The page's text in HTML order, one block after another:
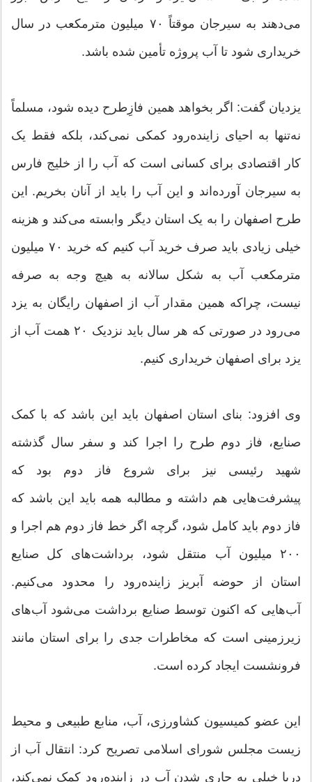
می‌دهند به سیرجان موقتاً ۷۰ میلیون مترمکعب در سال
خریداری شود تا آب پروژه تأمین شده باشد.
یزدیان گفت: اگر بخواهد همین فازِطرح دیده شود، مسلماً
نه‌تنها به احیای زاینده‌رود کمکی نمی‌کند، بلکه فقط یک
کار اقتصادی برای کسانی است که آب را از خلیج فارس
به سیرجان آورده‌اند و این آب را باید از آنان بخریم. این
طرح اصفهان را به یک استان دیگر وابسته می‌کند و هزینه
خیلی زیادی باید صرف خرید آب کنیم که خرید ۷۰ میلیون
مترمکعب آب به شکل سالانه به هیچ وجه به صرفه
نیست، چراکه همین مقدار آب از اصفهان رایگان به یزد
می‌رود در صورتی که هر سال باید نزدیک ۲۰ همت آب از
یزد برای اصفهان خریداری کنیم.
وی افزود: بنای استان اصفهان باید این باشد که با کمک
صنایع، فاز دوم طرح را اجرا کند و سفر سال گذشته
شهید رئیسی نیز برای شروع فاز دوم بود که
پیشرفت‌هایی هم داشته و مطالبه همه باید این باشد که
فاز دوم باید کامل شود، گرچه اگر خط فاز دوم هم اجرا و
۲۰۰ میلیون آب منتقل شود، برداشت‌های کل صنایع
استان از حوضه آبریز زاینده‌رود را محدود می‌کنیم.
آب‌هایی که اکنون توسط صنایع برداشت می‌شود آب‌های
زیرزمینی است که مخاطرات جدی را برای استان مانند
فرونشست ایجاد کرده است.
این عضو کمیسیون کشاورزی، آب، منابع طبیعی و محیط
زیست مجلس شورای اسلامی تصریح کرد: انتقال آب از
دریا خیلی به جاری شدن آب در زاینده‌رود کمک نمی‌کند،